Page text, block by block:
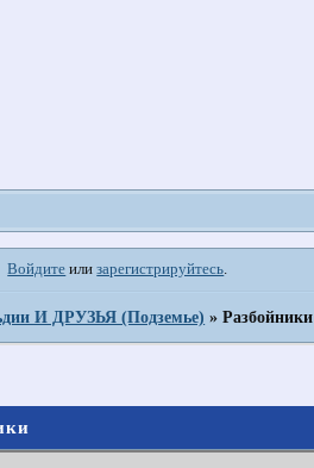
Войдите илизарегистрируйтесь
И ДРУЗЬЯ (Подземье) »Разбойники